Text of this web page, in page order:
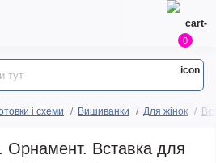
0
і схеми Вишиванки Для жінок
Вставка для